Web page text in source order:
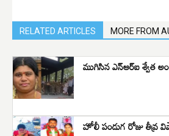
RELATED ARTICLES MORE FROM
ముగిసిన ఎన్ఆర్ఐ శ్వేత
హోలీ పండుగ రోజు తీవ్ర